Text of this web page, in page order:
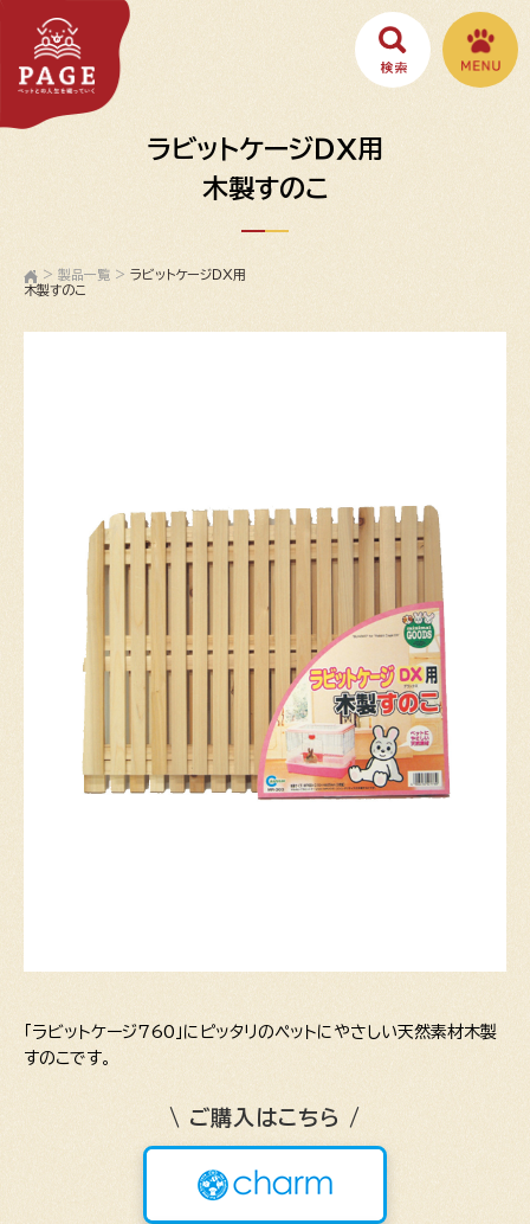
ラビットケージＤＸ用
木製すのこ
> 製品一覧 > ラビットケージＤＸ用
木製すのこ
「ラビットケージ760」にピッタリのペットにやさしい天然素材木製
すのこです。
\ ご購入はこちら /